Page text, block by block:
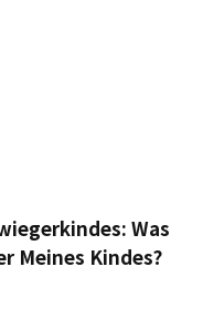
Was
Meines Kindes?